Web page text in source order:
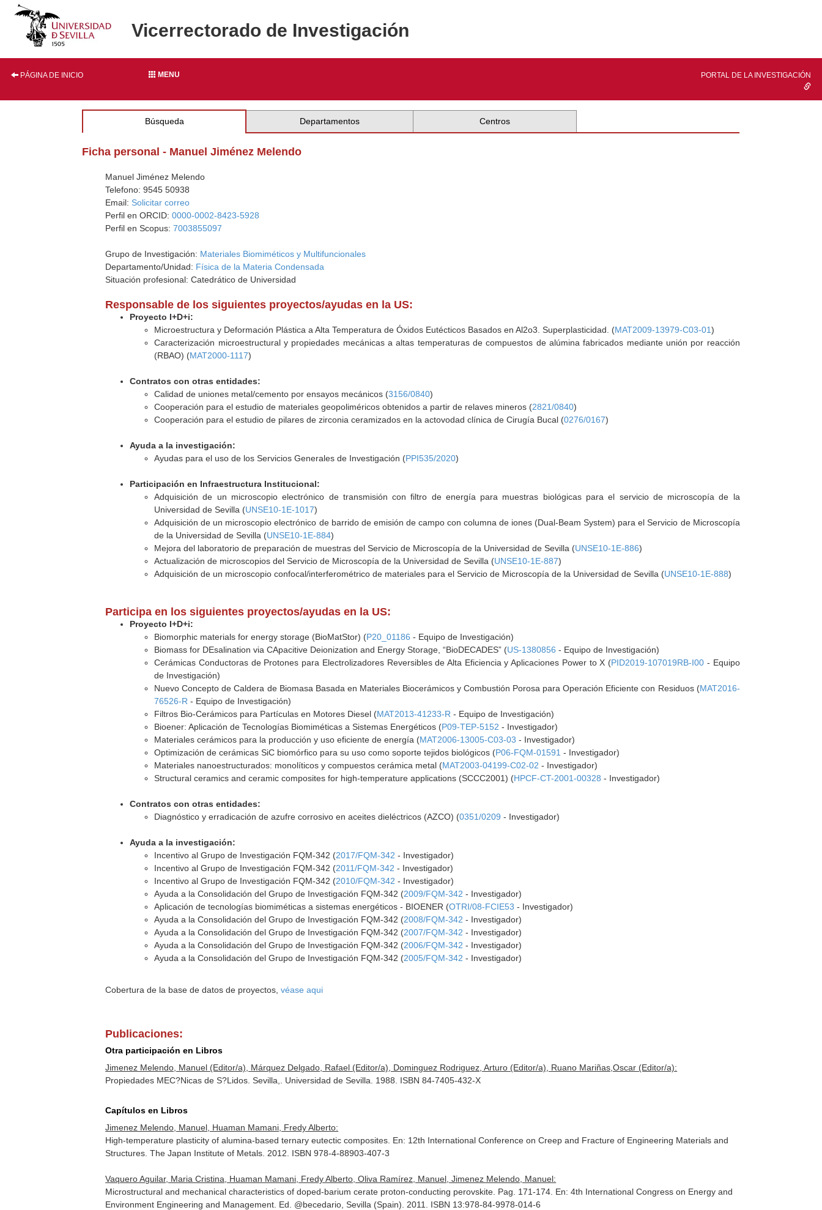
Vicerrectorado de Investigación
PÁGINA DE INICIO MENU PORTAL DE LA INVESTIGACIÓN
Búsqueda Departamentos Centros
Ficha personal - Manuel Jiménez Melendo
Manuel Jiménez Melendo
Telefono: 9545 50938
Email: Solicitar correo
Perfil en ORCID:0000-0002-8423-5928
Perfil en Scopus:7003855097
Grupo de Investigación: Materiales Biomiméticos y Multifuncionales
Departamento/Unidad: Física de la Materia Condensada
Situación profesional: Catedrático de Universidad
Responsable de los siguientes proyectos/ayudas en la US:
Proyecto I+D+i:
Microestructura y Deformación Plástica a Alta Temperatura de Óxidos Eutécticos Basados en Al2o3. Superplasticidad. (MAT2009-13979-C03-01)
Caracterización microestructural y propiedades mecánicas a altas temperaturas de compuestos de alúmina fabricados mediante unión por reacción
(RBAO) (MAT2000-1117)
Contratos con otras entidades:
Calidad de uniones metal/cemento por ensayos mecánicos (3156/0840)
Cooperación para el estudio de materiales geopoliméricos obtenidos a partir de relaves mineros (2821/0840)
Cooperación para el estudio de pilares de zirconia ceramizados en la actovodad clínica de Cirugía Bucal (0276/0167)
Ayuda a la investigación:
Ayudas para el uso de los Servicios Generales de Investigación (PPI535/2020)
Participación en Infraestructura Institucional:
Adquisición de un microscopio electrónico de transmisión con filtro de energía para muestras biológicas para el servicio de microscopía de la
Universidad de Sevilla (UNSE10-1E-1017)
Adquisición de un microscopio electrónico de barrido de emisión de campo con columna de iones (Dual-Beam System) para el Servicio de Microscopía
de la Universidad de Sevilla (UNSE10-1E-884)
Mejora del laboratorio de preparación de muestras del Servicio de Microscopía de la Universidad de Sevilla (UNSE10-1E-886)
Actualización de microscopios del Servicio de Microscopía de la Universidad de Sevilla (UNSE10-1E-887)
Adquisición de un microscopio confocal/interferométrico de materiales para el Servicio de Microscopía de la Universidad de Sevilla (UNSE10-1E-888)
Participa en los siguientes proyectos/ayudas en la US:
Proyecto I+D+i:
Biomorphic materials for energy storage (BioMatStor) (P20_01186 - Equipo de Investigación)
Biomass for DEsalination via CApacitive Deionization and Energy Storage, “BioDECADES” (US-1380856 - Equipo de Investigación)
Cerámicas Conductoras de Protones para Electrolizadores Reversibles de Alta Eficiencia y Aplicaciones Power to X (PID2019-107019RB-I00 - Equipo
de Investigación)
Nuevo Concepto de Caldera de Biomasa Basada en Materiales Biocerámicos y Combustión Porosa para Operación Eficiente con Residuos (MAT2016-
76526-R - Equipo de Investigación)
Filtros Bio-Cerámicos para Partículas en Motores Diesel (MAT2013-41233-R - Equipo de Investigación)
Bioener: Aplicación de Tecnologías Biomiméticas a Sistemas Energéticos (P09-TEP-5152 - Investigador)
Materiales cerámicos para la producción y uso eficiente de energía (MAT2006-13005-C03-03 - Investigador)
Optimización de cerámicas SiC biomórfico para su uso como soporte tejidos biológicos (P06-FQM-01591 - Investigador)
Materiales nanoestructurados: monolíticos y compuestos cerámica metal (MAT2003-04199-C02-02 - Investigador)
Structural ceramics and ceramic composites for high-temperature applications (SCCC2001) (HPCF-CT-2001-00328 - Investigador)
Contratos con otras entidades:
Diagnóstico y erradicación de azufre corrosivo en aceites dieléctricos (AZCO) (0351/0209 - Investigador)
Ayuda a la investigación:
Incentivo al Grupo de Investigación FQM-342 (2017/FQM-342 - Investigador)
Incentivo al Grupo de Investigación FQM-342 (2011/FQM-342 - Investigador)
Incentivo al Grupo de Investigación FQM-342 (2010/FQM-342 - Investigador)
Ayuda a la Consolidación del Grupo de Investigación FQM-342 (2009/FQM-342 - Investigador)
Aplicación de tecnologías biomiméticas a sistemas energéticos - BIOENER (OTRI/08-FCIE53 - Investigador)
Ayuda a la Consolidación del Grupo de Investigación FQM-342 (2008/FQM-342 - Investigador)
Ayuda a la Consolidación del Grupo de Investigación FQM-342 (2007/FQM-342 - Investigador)
Ayuda a la Consolidación del Grupo de Investigación FQM-342 (2006/FQM-342 - Investigador)
Ayuda a la Consolidación del Grupo de Investigación FQM-342 (2005/FQM-342 - Investigador)
Cobertura de la base de datos de proyectos,véase aqui
Publicaciones:
Otra participación en Libros
Jimenez Melendo, Manuel (Editor/a), Márquez Delgado, Rafael (Editor/a), Dominguez Rodriguez, Arturo (Editor/a), Ruano Mariñas,Oscar (Editor/a):
Propiedades MEC?Nicas de S?Lidos. Sevilla,. Universidad de Sevilla. 1988. ISBN 84-7405-432-X
Capítulos en Libros
Jimenez Melendo, Manuel, Huaman Mamani, Fredy Alberto:
High-temperature plasticity of alumina-based ternary eutectic composites. En: 12th International Conference on Creep and Fracture of Engineering Materials and
Structures . The Japan Institute of Metals. 2012. ISBN 978-4-88903-407-3
Vaquero Aguilar, Maria Cristina, Huaman Mamani, Fredy Alberto, Oliva Ramírez, Manuel, Jimenez Melendo, Manuel:
Microstructural and mechanical characteristics of doped-barium cerate proton-conducting perovskite. Pag. 171-174. En: 4th International Congress on Energy and
Environment Engineering and Management. Ed. @becedario, Sevilla (Spain) . 2011. ISBN 13:978-84-9978-014-6